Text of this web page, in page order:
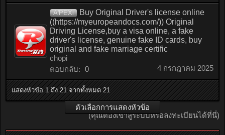
A'PEXi
Buy Original Driver's license online
((https://myeuropeandocs.com/)) Original
Driving License,buy a visa online, a fake
driver's license, genuine fake ID cards, buy
original and fake marriage certific
chopi
ตอบกลับ: 0 4 กรกฎาคม 2025
แสดงหัวข้อ 1 ถึง 21 จากทั้งหมด 21
ตัวเลือกการแสดงหัวข้อ
(คุณต้องเข้าสู่ระบบหรือลงทะเบียนได้ที่นี่)